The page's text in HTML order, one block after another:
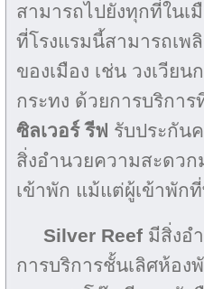
สามารถไปยังทุกที่ในเ
ที่โรงแรมนี้สามารถเพ
ของเมือง เช่น วงเวีย
กระทง ด้วยการบริกา
ซิลเวอร์ รีฟ รับประกัน
สิ่งอำนวยความสะดวก
เข้าพัก แม้แต่ผู้เข้าพัก
Silver Reef มีสิ่งอ
การบริการชั้นเลิศห้อง